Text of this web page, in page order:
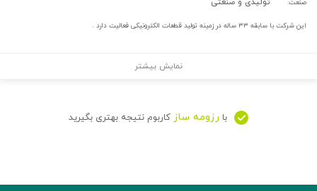
صنعت:
این شرکت با سابقه ۳۳ ساله در زمینه تولید قطعات الکترونیکی فعالیت دارد .
نمایش بیشتر
با رزومه ساز کاربوم نتیجه بهتری بگیرید